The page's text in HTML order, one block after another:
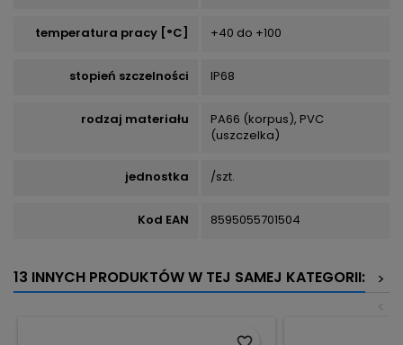
temperatura pracy [°C] +40 do +100
stopień szczelności IP68
rodzaj materiału
PA66 (korpus), PVC
(uszczelka)
jednostka /szt.
Kod EAN 8595055701504
13 INNYCH PRODUKTÓW W TEJ SAMEJ KATEGORII:
>
<